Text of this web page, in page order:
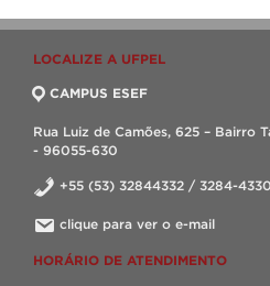
LOCALIZE A UFPEL
CAMPUS ESEF
Rua Luiz de Camões, 625 – Bairro
- 96055-630
+55 (53) 32844332 / 3284-4330
clique para ver o e-mail
HORÁRIO DE ATENDIMENTO